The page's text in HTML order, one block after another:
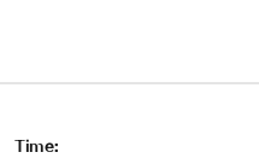
Time: